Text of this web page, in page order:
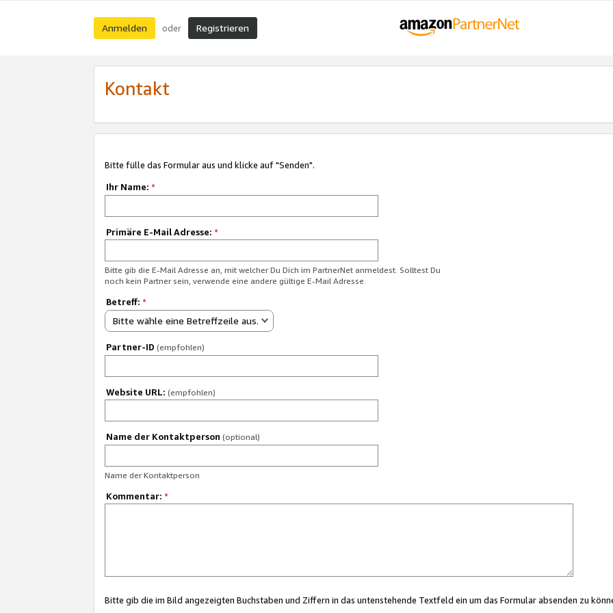
Anmelden oder Registrieren
Kontakt
Bitte fülle das Formular aus und klicke auf "Senden".
Ihr Name: *
Primäre E-Mail Adresse: *
Bitte gib die E-Mail Adresse an, mit welcher Du Dich im PartnerNet anmeldest. Solltest Du
noch kein Partner sein, verwende eine andere gültige E-Mail Adresse.
Betreff: *
Bitte wähle eine Betreffzeile aus.
Partner-ID (empfohlen)
Website URL: (empfohlen)
Name der Kontaktperson (optional)
Name der Kontaktperson
Kommentar: *
Bitte gib die im Bild angezeigten Buchstaben und Ziffern in das untenstehende Textfeld ein um das Formular absenden zu